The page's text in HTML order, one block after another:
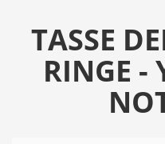
TASSE
RINGE -